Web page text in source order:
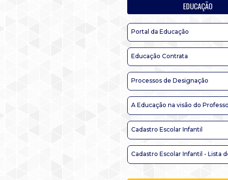
EDUCAÇÃO
Portal da Educação
Educação Contrata
Processos de Designação
A Educação na visão do
Cadastro Escolar Infantil
Cadastro Escolar Infantil - Lista